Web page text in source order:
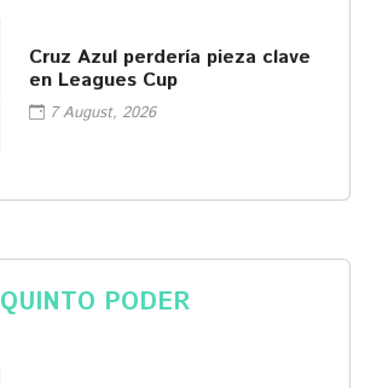
Cruz Azul perdería pieza clave
en Leagues Cup
7 August, 2026
QUINTO PODER